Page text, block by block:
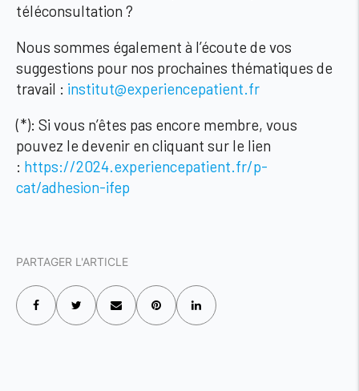
téléconsultation ?
Nous sommes également à l’écoute de vos
suggestions pour nos prochaines thématiques de
travail : institut@experiencepatient.fr
(*): Si vous n’êtes pas encore membre, vous
pouvez le devenir en cliquant sur le lien
: https://2024.experiencepatient.fr/p-
cat/adhesion-ifep
PARTAGER L'ARTICLE